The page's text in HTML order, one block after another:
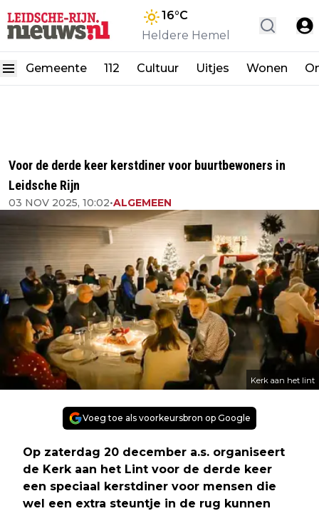
16°C
Heldere Hemel
Gemeente 112 Cultuur Uitjes Wonen
Voor de derde keer kerstdiner voor buurtbewoners in
Leidsche Rijn
03 NOV 2025, 10:02•ALGEMEEN
Kerk aan het lint
Voeg toe als voorkeursbron op Google
Op zaterdag 20 december a.s. organiseert
de Kerk aan het Lint voor de derde keer
een speciaal kerstdiner voor mensen die
wel een extra steuntje in de rug kunnen